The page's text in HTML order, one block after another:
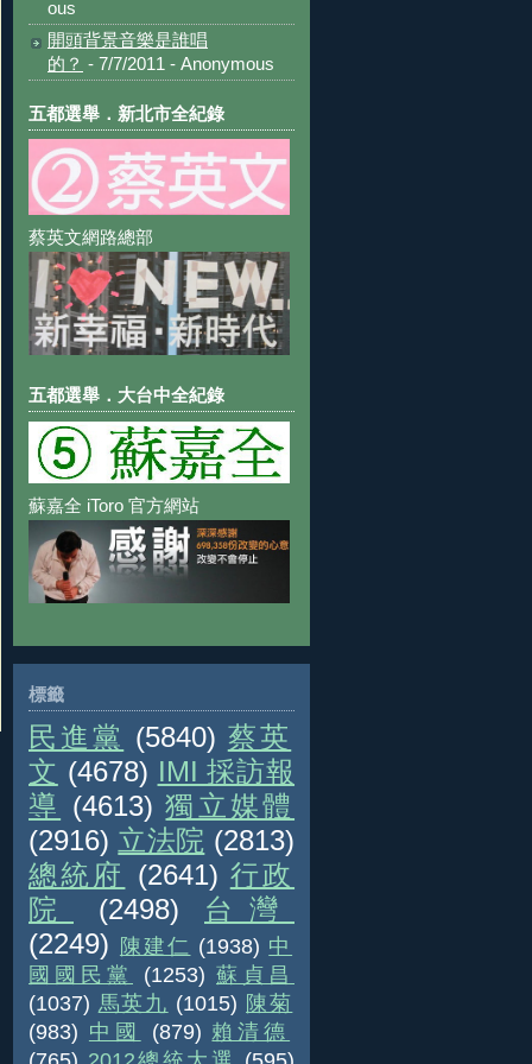
ous
開頭背景音樂是誰唱
的？ - 7/7/2011 - Anonymous
五都選舉．新北市全紀錄
蔡英文網路總部
五都選舉．大台中全紀錄
蘇嘉全 iToro 官方網站
標籤
民進黨 (5840) 蔡英
文 (4678) IMI 採訪報
導 (4613) 獨立媒體
(2916) 立法院 (2813)
總統府 (2641) 行政
院
(2498)
台灣
(2249) 陳建仁 (1938) 中
國國民黨
(1253) 蘇貞昌
(1037) 馬英九 (1015) 陳菊
(983) 中國 (879) 賴清德